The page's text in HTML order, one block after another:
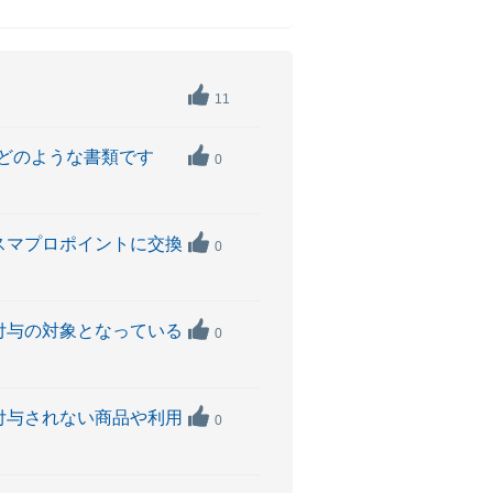
11
のような書類です 0
プロポイントに交換 0
の対象となっている 0
されない商品や利用 0